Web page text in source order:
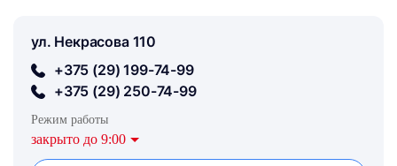
ул. Некрасова 110
+375 (29) 199-74-99
+375 (29) 250-74-99
Режим работы
закрыто до 9:00